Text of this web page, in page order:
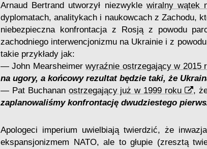
Arnaud Bertrand utworzył niezwykle wiralny wątek
dyplomatach, analitykach i naukowcach z Zachodu,
niebezpieczna konfrontacja z Rosją z powodu
zachodniego interwencjonizmu na Ukrainie i z
takie przykłady jak:
— John Mearsheimerwyraźnie ostrzegający w 2015
na ugory, a końcowy rezultat będzie taki, że
— Pat Buchanan ostrzegający już w 1999 roku ,
zaplanowaliśmy konfrontację dwudziestego
Apologeci imperium uwielbiają twierdzić, że
ekspansjonizmem NATO, ale to głupie (zresztą